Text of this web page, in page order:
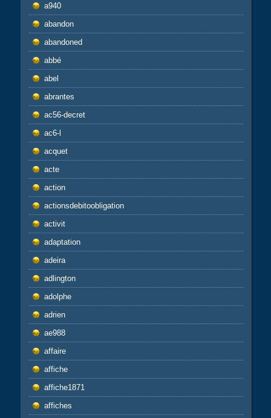
a940
abandon
abandoned
abbé
abel
abrantes
ac56-decret
ac6-l
acquet
acte
action
actionsdebitoobligation
activit
adaptation
adeira
adlington
adolphe
adrien
ae988
affaire
affiche
affiche1871
affiches